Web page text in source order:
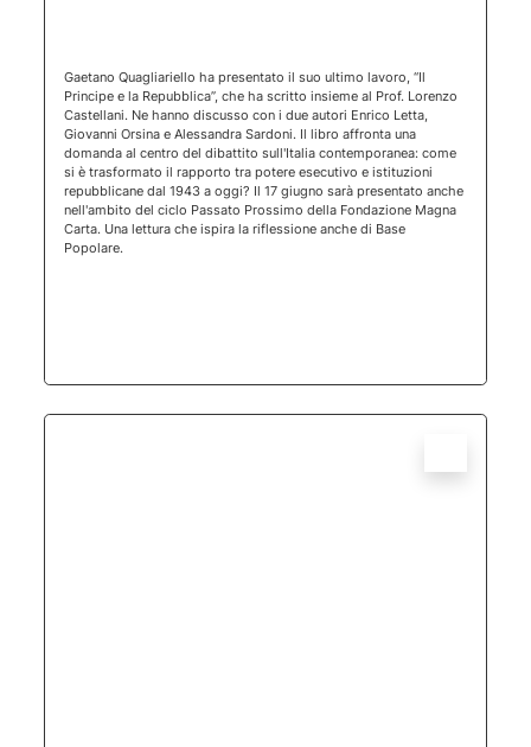
Gaetano Quagliariello ha presentato il suo ultimo lavoro, “Il
Principe e la Repubblica”, che ha scritto insieme al Prof. Lorenzo
Castellani. Ne hanno discusso con i due autori Enrico Letta,
Giovanni Orsina e Alessandra Sardoni. Il libro affronta una
domanda al centro del dibattito sull'Italia contemporanea: come
si è trasformato il rapporto tra potere esecutivo e istituzioni
repubblicane dal 1943 a oggi? Il 17 giugno sarà presentato anche
nell'ambito del ciclo Passato Prossimo della Fondazione Magna
Carta. Una lettura che ispira la riflessione anche di Base
Popolare.